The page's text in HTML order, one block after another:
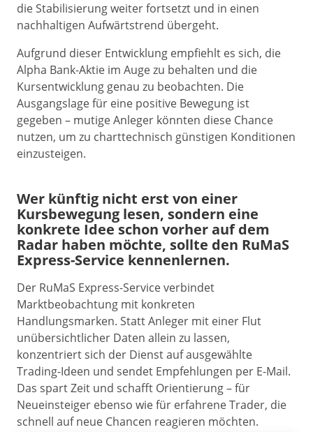
die Stabilisierung weiter fortsetzt und in einen
nachhaltigen Aufwärtstrend übergeht.
Aufgrund dieser Entwicklung empfiehlt es sich, die
Alpha Bank-Aktie im Auge zu behalten und die
Kursentwicklung genau zu beobachten. Die
Ausgangslage für eine positive Bewegung ist
gegeben – mutige Anleger könnten diese Chance
nutzen, um zu charttechnisch günstigen Konditionen
einzusteigen.
Wer künftig nicht erst von einer
Kursbewegung lesen, sondern eine
konkrete Idee schon vorher auf dem
Radar haben möchte, sollte den RuMaS
Express-Service kennenlernen.
Der RuMaS Express-Service verbindet
Marktbeobachtung mit konkreten
Handlungsmarken. Statt Anleger mit einer Flut
unübersichtlicher Daten allein zu lassen,
konzentriert sich der Dienst auf ausgewählte
Trading-Ideen und sendet Empfehlungen per E-Mail.
Das spart Zeit und schafft Orientierung – für
Neueinsteiger ebenso wie für erfahrene Trader, die
schnell auf neue Chancen reagieren möchten.